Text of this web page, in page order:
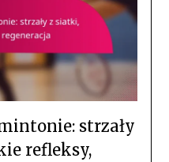
strzały
refleksy,